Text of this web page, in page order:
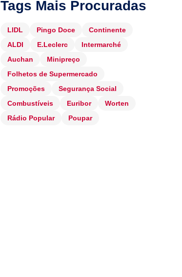
Tags Mais Procuradas
LIDL Pingo Doce
Continente
ALDI
E.Leclerc
Intermarché
Auchan
Minipreço
Folhetos de Supermercado
Promoções
Segurança Social
Combustíveis
Euribor
Worten
Rádio Popular
Poupar